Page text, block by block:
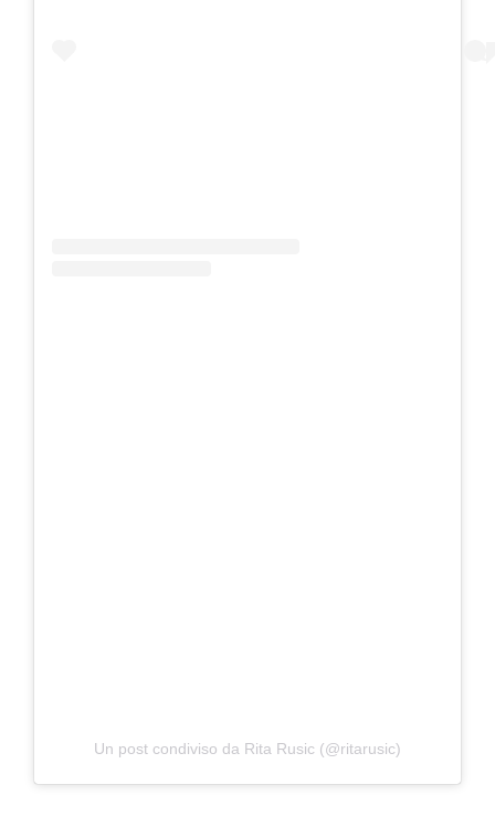
Un post condiviso da Rita Rusic (@ritarusic)